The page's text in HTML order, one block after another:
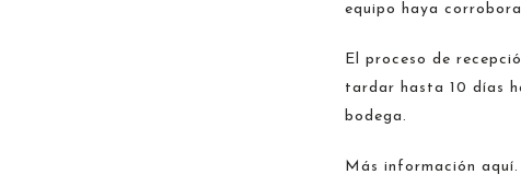
equipo haya
El proceso de
tardar hasta 10 días
bodega.
Más información aquí.